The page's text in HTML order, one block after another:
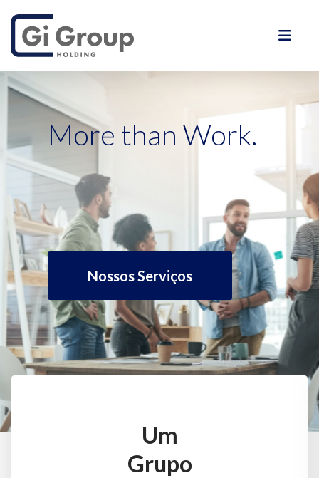
More than Work.
Nossos Serviços
Um
Grupo